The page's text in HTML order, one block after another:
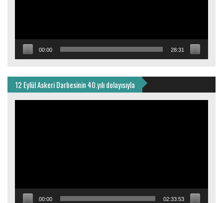
00:00 28:31
12 Eylül Askeri Darbesinin 40.yılı dolayısıyla
00:00 02:33:53